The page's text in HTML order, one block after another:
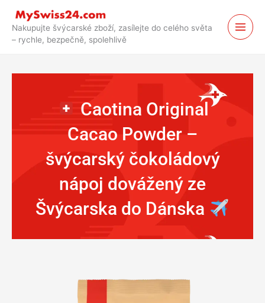
obsahuNakupujte švýcarské zboží, zasílejte do celého světa
– rychle, bezpečně, spolehlivě
Caotina Original
Cacao Powder –
švýcarský čokoládový
nápoj dovážený ze
Švýcarska do Dánska